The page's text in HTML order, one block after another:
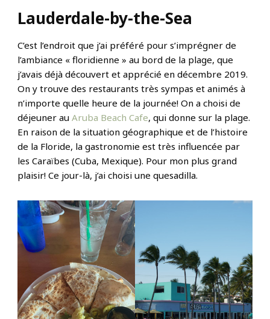
Lauderdale-by-the-Sea
C’est l’endroit que j’ai préféré pour s’imprégner de
l’ambiance « floridienne » au bord de la plage, que
j’avais déjà découvert et apprécié en décembre 2019.
On y trouve des restaurants très sympas et animés à
n’importe quelle heure de la journée! On a choisi de
déjeuner au Aruba Beach Cafe, qui donne sur la plage.
En raison de la situation géographique et de l’histoire
de la Floride, la gastronomie est très influencée par
les Caraïbes (Cuba, Mexique). Pour mon plus grand
plaisir! Ce jour-là, j’ai choisi une quesadilla.